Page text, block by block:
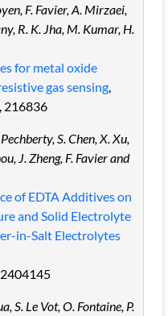
F. Favier, A. Mirzaei,
R. K. Jha, M. Kumar, H.
for metal oxide
gas sensing,
, 216836
S. Chen, X. Xu,
J. Zheng, F. Favier and
of EDTA Additives on
and Solid Electrolyte
in-Salt Electrolytes
S. Le Vot, O. Fontaine, P.